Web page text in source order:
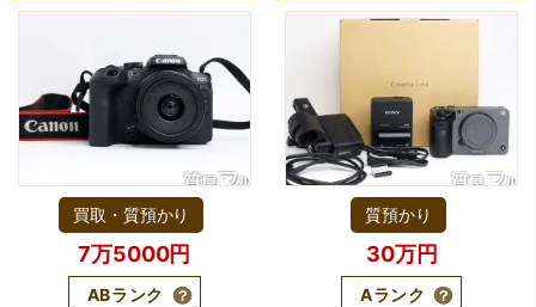
買取・質預かり
7万5000円
ABランク
質預かり
30万円
Aランク